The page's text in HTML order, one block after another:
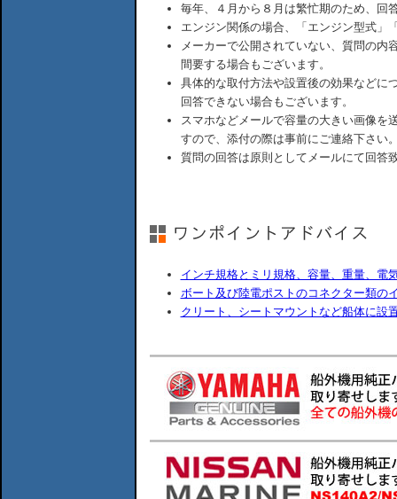
毎年、４月から８月は繁忙期のため、回
エンジン関係の場合、「エンジン型式」
メーカーで公開されていない、質問の内
間要する場合もございます。
具体的な取付方法や設置後の効果などに
回答できない場合もございます。
スマホなどメールで容量の大きい画像を
すので、添付の際は事前にご連絡下さい
質問の回答は原則としてメールにて回答
インチ規格とミリ規格、容量、重量、電
ボート及び陸電ポストのコネクター類の
クリート、シートマウントなど船体に設